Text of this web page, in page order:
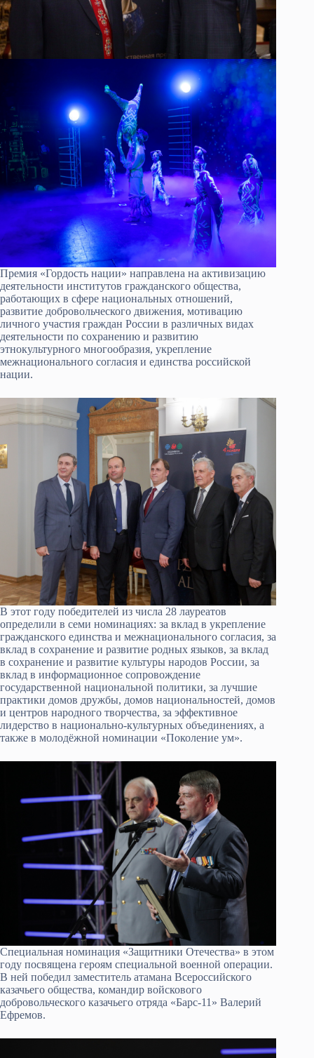
Премия «Гордость нации» направлена на активизацию
деятельности институтов гражданского общества,
работающих в сфере национальных отношений,
развитие добровольческого движения, мотивацию
личного участия граждан России в различных видах
деятельности по сохранению и развитию
этнокультурного многообразия, укрепление
межнационального согласия и единства российской
нации.
В этот году победителей из числа 28 лауреатов
определили в семи номинациях: за вклад в укрепление
гражданского единства и межнационального согласия, за
вклад в сохранение и развитие родных языков, за вклад
в сохранение и развитие культуры народов России, за
вклад в информационное сопровождение
государственной национальной политики, за лучшие
практики домов дружбы, домов национальностей, домов
и центров народного творчества, за эффективное
лидерство в национально-культурных объединениях, а
также в молодёжной номинации «Поколение ум».
Специальная номинация «Защитники Отечества» в этом
году посвящена героям специальной военной операции.
В ней победил заместитель атамана Всероссийского
казачьего общества, командир войскового
добровольческого казачьего отряда «Барс-11» Валерий
Ефремов.